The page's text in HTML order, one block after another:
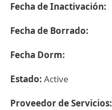
Fecha de Inactivación:
Fecha de Borrado:
Fecha Dorm:
Estado: Active
Proveedor de Servicios: